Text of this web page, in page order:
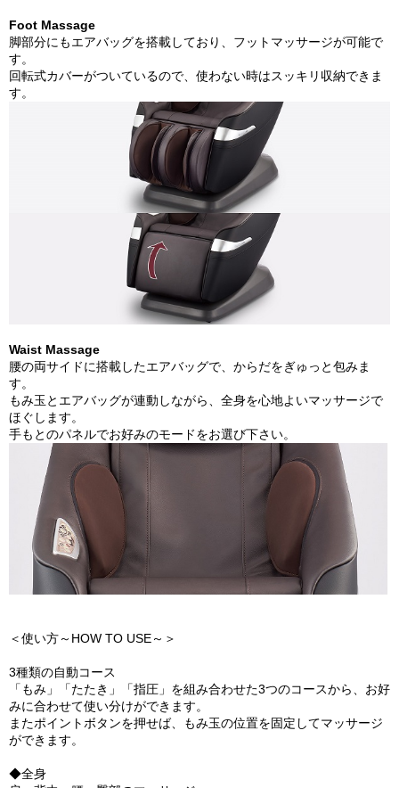
Foot Massage
脚部分にもエアバッグを搭載しており、フットマッサージが可能で
す。
回転式カバーがついているので、使わない時はスッキリ収納できま
す。
Waist Massage
腰の両サイドに搭載したエアバッグで、からだをぎゅっと包みま
す。
もみ玉とエアバッグが連動しながら、全身を心地よいマッサージで
ほぐします。
手もとのパネルでお好みのモードをお選び下さい。
＜使い方～HOW TO USE～＞
3種類の自動コース
「もみ」「たたき」「指圧」を組み合わせた3つのコースから、お好
みに合わせて使い分けができます。
またポイントボタンを押せば、もみ玉の位置を固定してマッサージ
ができます。
◆全身